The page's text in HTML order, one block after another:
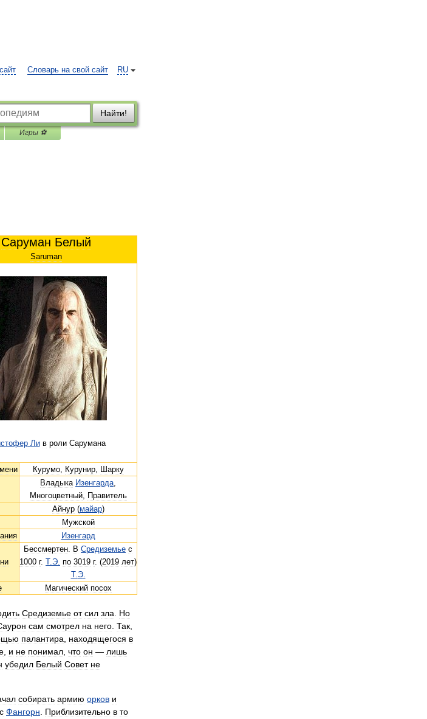
RU
Словарь на свой сайт
Найти!
Игры ⚽
Саруман Белый
Saruman
Ли в роли Сарумана
Курумо, Курунир, Шарку
Владыка Изенгарда,
Многоцветный, Правитель
Айнур(майар)
Мужской
Изенгард
Бессмертен. В Средиземье с
1000 г. Т.Э. по 3019 г. (2019 лет)
Т.Э.
Магический посох
Средиземье от сил зла
Но
сам смотрел на него Так
палантира находящегося в
и не понимал что он — лишь
убедил Белый Совет не
собирать армию орков и
Фангорн Приблизительно в то